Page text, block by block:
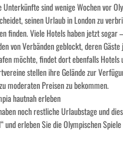
Unterkünfte sind wenige Wochen vor
seinen Urlaub in London zu
finden. Viele Hotels haben jetzt sogar
von Verbänden geblockt, deren
möchte, findet dort ebenfalls Hotels
stellen ihre Gelände zur
moderaten Preisen zu bekommen.
hautnah erleben
noch restliche Urlaubstage und
und erleben Sie die Olympischen